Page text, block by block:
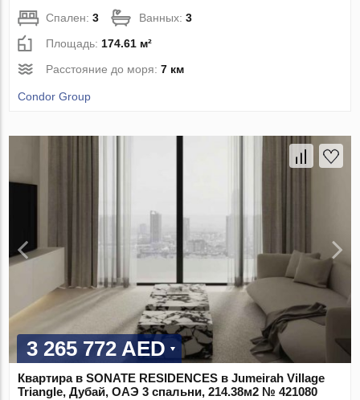
Спален:3 Ванных:3
Площадь: 174.61 м²
Расстояние до моря:7 км
Condor Group
3 265 772 AED
Квартира в SONATE RESIDENCES в Jumeirah Village
Triangle, Дубай, ОАЭ 3 спальни, 214.38м2 № 421080